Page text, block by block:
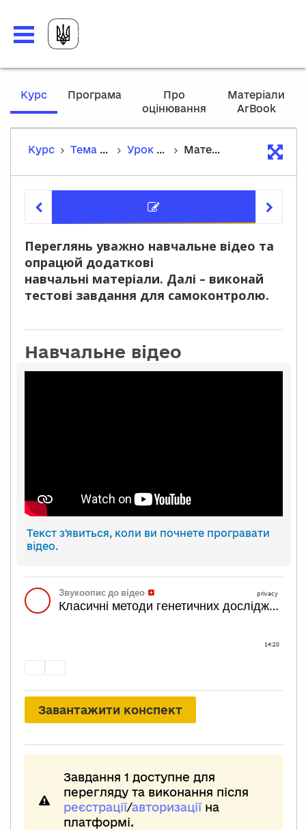
Курс,
Програма
Про
оцінювання
Матеріали
ArBook
Курс Тема 6. Закономірності успадкування ознак Урок 19. Класичні методи генетичних досліджень. Генотип та фенотип. Алелі Матеріали уроку
Переглянь уважно навчальне відео та
опрацюй додаткові
навчальні матеріали. Далі – виконай
тестові завдання для самоконтролю.
Навчальне відео
Текст з'явиться, коли ви почнете програвати
відео.
Завантажити конспект
Завдання 1 доступне для
перегляду та виконання після
реєстрації/авторизаціїна
платформі.